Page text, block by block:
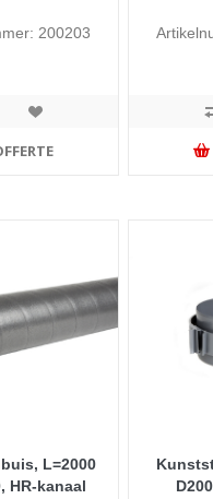
200203
L=2000
HR-kanaal